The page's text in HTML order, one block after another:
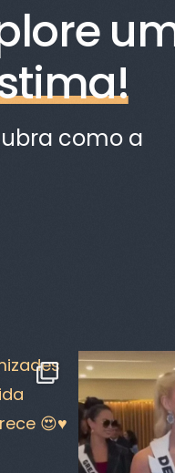
como a